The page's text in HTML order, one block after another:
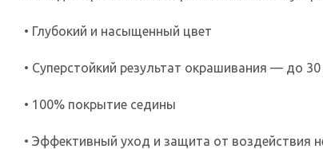
• Глубокий и насыщенный цвет
• Суперстойкий результат окрашивания — до
• 100% покрытие седины
• Эффективный уход и защита от воздействия